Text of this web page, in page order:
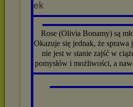
Rose (Olivia Bonamy) są
Okazuje się jednak, że
nie jest w stanie zajść w
pomysłów i możliwości, a